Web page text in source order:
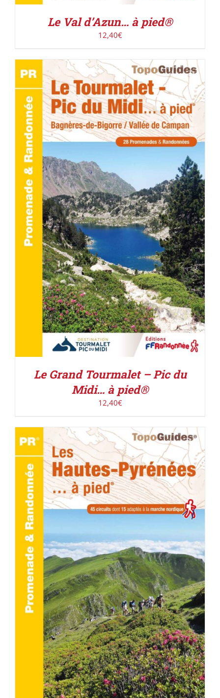
Le Val d’Azun… à pied®
12,40€
ACHETER LE PRODUIT / DÉTAILS
Le Grand Tourmalet – Pic du
Midi… à pied®
12,40€
AJOUTER AU PANIER / DÉTAILS